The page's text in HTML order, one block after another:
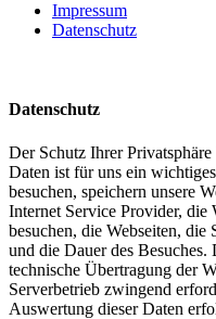
Impressum
Datenschutz
Datenschutz
Der Schutz Ihrer
Daten ist für uns ein
besuchen, speichern unsere
Internet Service Provider, die
besuchen, die Webseiten, die
und die Dauer des
technische Übertragung der
Serverbetrieb zwingend
Auswertung dieser Daten